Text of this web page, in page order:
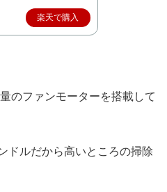
楽天で購入
のファンモーターを搭載して
ドルだから高いところの掃除